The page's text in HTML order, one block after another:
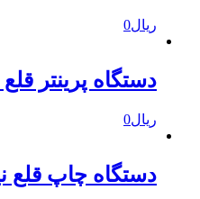
ریال0
دستگاه پرینتر قلع
ریال0
دستگاه چاپ قلع